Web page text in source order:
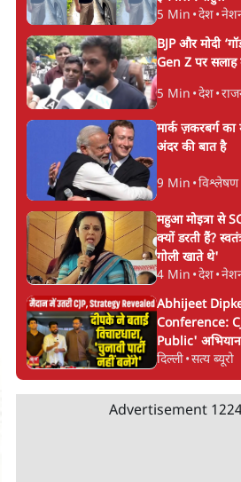
5 Min •देश•
BJP और मोदी
Gen Z पर सलाह
5 Min •देश•
मार्क ज़करबर्ग का
अंदर की बात है
9 Min •विश्लेषण
महुआ मोइत्रा से
क्यों डरती हैं?
गोली खाते थे'
4 Min •देश•
Abhijeet
Conference:
Public'
CJP!
दिल्ली•सत्य ब्यूरो
Advertisement